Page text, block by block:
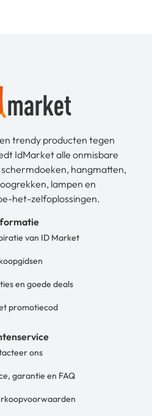
trendy producten tegen
IdMarket alle onmisbare
hangmatten,
lampen en
het-zelfoplossingen.
van ID Market
en goede deals
promotiecod
ons
garantie en FAQ